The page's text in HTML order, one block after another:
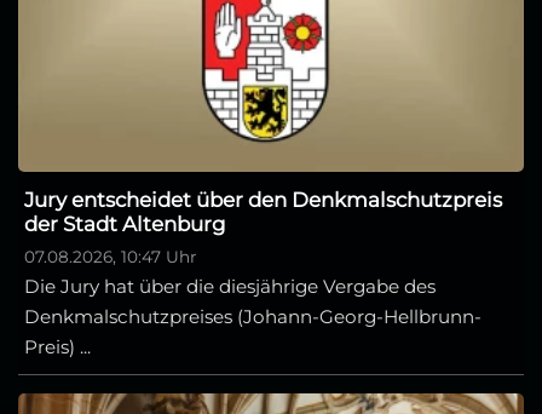
Jury entscheidet über den Denkmalschutzpreis
der Stadt Altenburg
07.08.2026, 10:47 Uhr
Die Jury hat über die diesjährige Vergabe des
Denkmalschutzpreises (Johann-Georg-Hellbrunn-
Preis) ...